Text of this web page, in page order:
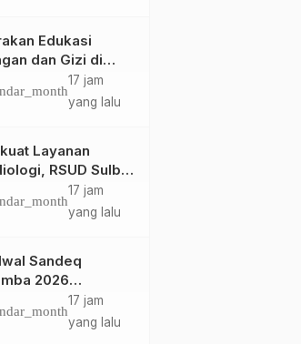
Edukasi
dan Gizi di
Tingkatkan
dan
17 jam
yang lalu
Layanan
RSUD Sulbar
Kembali dr. Iis
Sp.Rad
17 jam
yang lalu
Sandeq
2026
Sulbar
17 jam
yang lalu